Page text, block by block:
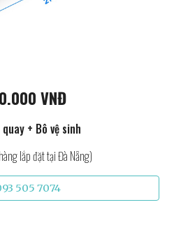
VNĐ
+ Bô vệ sinh
lắp đặt tại Đà Nẵng)
505 7074